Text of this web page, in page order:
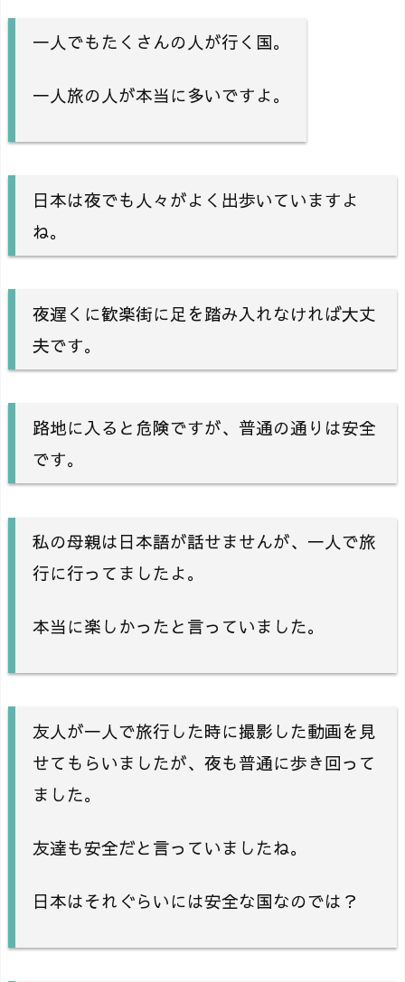
一人でもたくさんの人が行く国。
一人旅の人が本当に多いですよ。
日本は夜でも人々がよく出歩いていますよ
ね。
夜遅くに歓楽街に足を踏み入れなければ大丈
夫です。
路地に入ると危険ですが、普通の通りは安全
です。
私の母親は日本語が話せませんが、一人で旅
行に行ってましたよ。
本当に楽しかったと言っていました。
友人が一人で旅行した時に撮影した動画を見
せてもらいましたが、夜も普通に歩き回って
ました。
友達も安全だと言っていましたね。
日本はそれぐらいには安全な国なのでは？